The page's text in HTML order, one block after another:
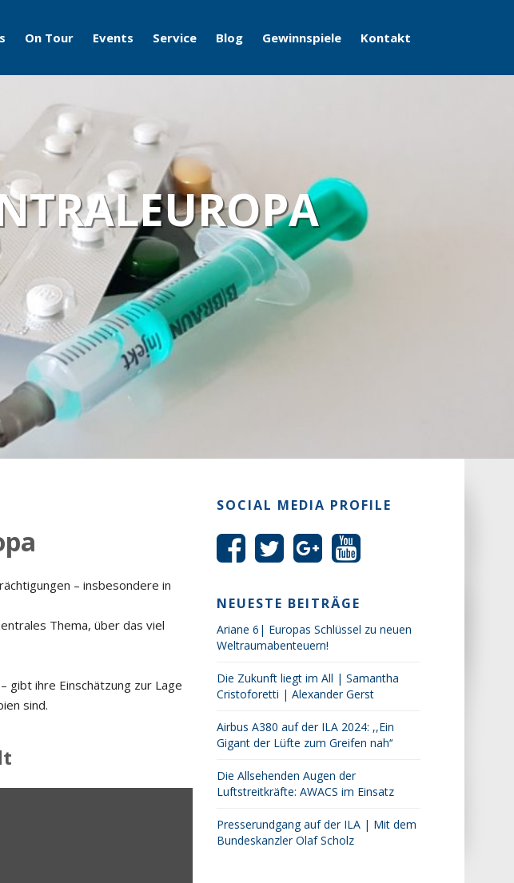
On Tour
IFA
Motorworld Classics
Bodensee
Musikmesse
CMS
Events Service Blog Gewinnspiele Kontakt
– insbesondere in
Thema, über das viel
gibt ihre Einschätzung zur Lage
sind.
SOCIAL MEDIA PROFILE
NEUESTE BEITRÄGE
Ariane 6| Europas Schlüssel zu neuen
Weltraumabenteuern!
Die Zukunft liegt im All | Samantha
Cristoforetti | Alexander Gerst
Airbus A380 auf der ILA 2024: ,,Ein
Gigant der Lüfte zum Greifen nah‘‘
Die Allsehenden Augen der
Luftstreitkräfte: AWACS im Einsatz
Presserundgang auf der ILA | Mit dem
Bundeskanzler Olaf Scholz